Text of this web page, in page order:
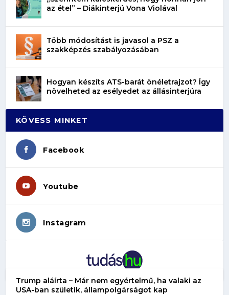
az étel” – Diákinterjú Vona Violával
Több módosítást is javasol a PSZ a
szakképzés szabályozásában
Hogyan készíts ATS-barát önéletrajzot? Így
növelheted az esélyedet az állásinterjúra
KÖVESS MINKET
Facebook
Youtube
Instagram
Trump aláírta – Már nem egyértelmű, ha valaki az
USA-ban születik, állampolgárságot kap